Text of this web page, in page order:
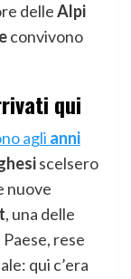
delleAlpi
convivono
qui
agli anni
scelsero
nuove
, una delle
rese
qui c’era